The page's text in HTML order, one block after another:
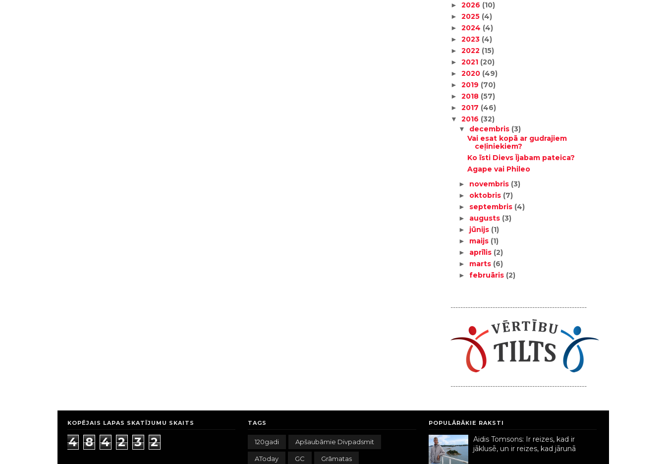
► 2026 (10)
► 2025 (4)
► 2024 (4)
► 2023 (4)
► 2022 (15)
► 2021 (20)
► 2020 (49)
► 2019 (70)
► 2018 (57)
► 2017 (46)
▼ 2016 (32)
▼ decembris (3)
Vai esat kopā ar gudrajiem
ceļiniekiem?
Ko īsti Dievs Ījabam pateica?
Agape vai Phileo
► novembris (3)
► oktobris (7)
► septembris (4)
► augusts (3)
► jūnijs (1)
► maijs (1)
► aprīlis (2)
► marts (6)
►februāris (2)
-------------------------------------------------------
-------------------------------------------------------
KOPĒJAIS LAPAS SKATĪJUMU SKAITS
4 8 4 2 3 2
TAGS
120gadi Apšaubāmie Divpadsmit
AToday GC Grāmatas
POPULĀRĀKIE RAKSTI
Aidis Tomsons: Ir reizes, kad ir
jāklusē, un ir reizes, kad jārunā